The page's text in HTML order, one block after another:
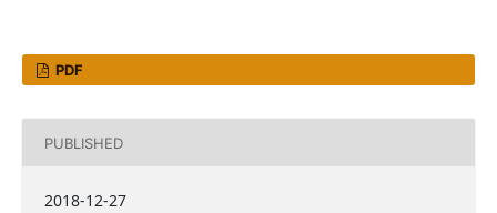
PDF
PUBLISHED
2018-12-27